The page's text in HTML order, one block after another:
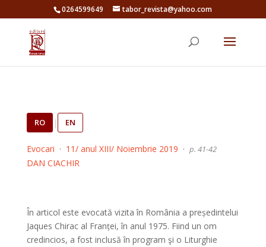
0264599649 tabor_revista@yahoo.com
RO | EN
Evocari · 11/ anul XIII/ Noiembrie 2019 · p. 41-42
DAN CIACHIR
În articol este evocată vizita în România a președintelui
Jaques Chirac al Franței, în anul 1975. Fiind un om
credincios, a fost inclusă în program şi o Liturghie